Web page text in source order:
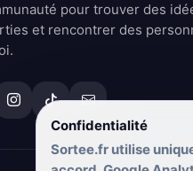
pour trouver des
et rencontrer des
Confidentialité
Sortee.fr utilise